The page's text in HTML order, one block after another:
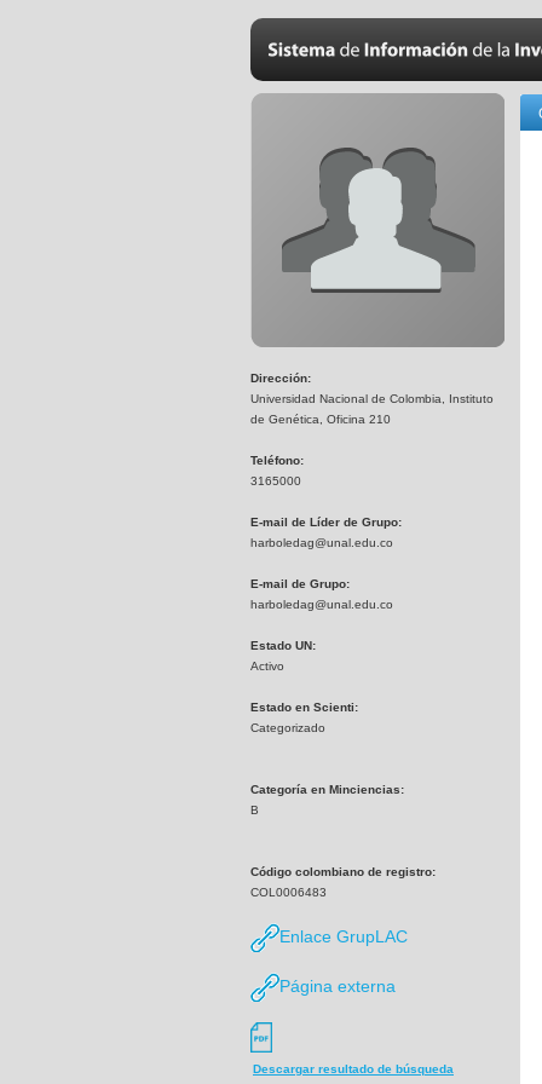
Dirección:
Universidad Nacional de Colombia, Instituto
de Genética, Oficina 210
Teléfono:
3165000
E-mail de Líder de Grupo:
harboledag@unal.edu.co
E-mail de Grupo:
harboledag@unal.edu.co
Estado UN:
Activo
Estado en Scienti:
Categorizado
Categoría en Minciencias:
B
Código colombiano de registro:
COL0006483
Enlace GrupLAC
Página externa
Descargar resultado de búsqueda